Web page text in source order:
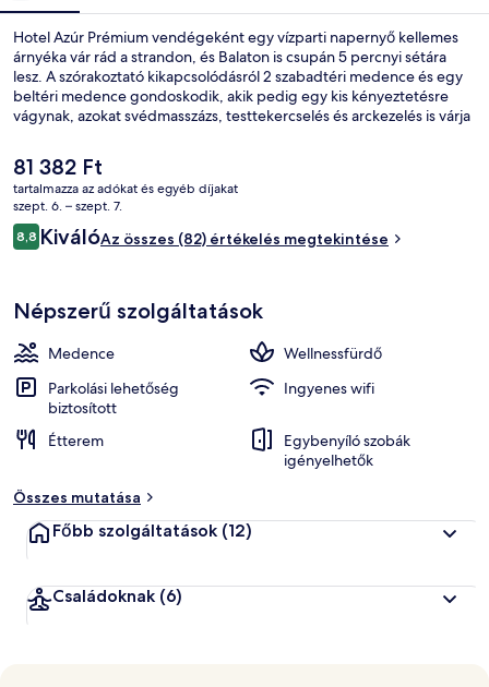
Hotel Azúr Prémium vendégeként egy vízparti napernyő kellemes
árnyéka vár rád a strandon, és Balaton is csupán 5 percnyi sétára
lesz. A szórakoztató kikapcsolódásról 2 szabadtéri medence és egy
beltéri medence gondoskodik, akik pedig egy kis kényeztetésre
vágynak, azokat svédmasszázs, testtekercselés és arckezelés is várja
harapnál valamit, a vendégszerető bár/társalgó italaival pedig
olthatod a szomjadat. A luxusszínvonalú hotel emellett a
következőket is kínálja: medence melletti bár, fitneszlétesítmény és
fedett teniszpálya.
A
jelenlegi
ár
81 382 Ft
81 382 Ft
tartalmazza az adókat és egyéb díjakat
szept. 6. – szept. 7.
Értékelések
8,88,8 ennyiből: 10
KiválóAz összes (82) értékelés megtekintése
Népszerű szolgáltatások
Medence
Wellnessfürdő
Parkolási lehetőség
biztosított
Ingyenes wifi
Étterem
Egybenyíló szobák
igényelhetők
Összes mutatása
Főbb szolgáltatások (12)
Családoknak (6)